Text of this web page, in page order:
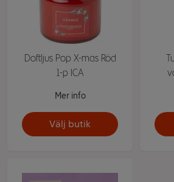
Doftljus Pop X-mas Röd
1-p ICA
Mer info
Välj butik